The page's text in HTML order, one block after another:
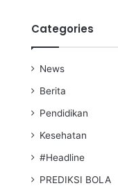
Categories
News
Berita
Pendidikan
Kesehatan
#Headline
PREDIKSI BOLA